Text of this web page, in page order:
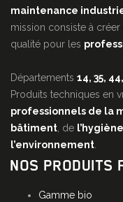
maintenance
mission consiste à
qualité pour les
Départements 14, 35,
Produits techniques en
professionnels de la
bâtiment , de l’hygiène
l’environnement
NOS PRODUITS
Gamme bio